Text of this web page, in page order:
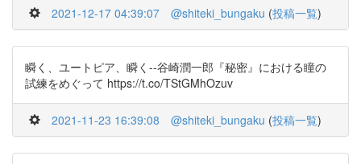
2021-12-17 04:39:07 @shiteki_bungaku (投稿一覧)
瞬く、ユートピア、瞬く--谷崎潤一郎『秘密』における瞳の
試練をめぐって https://t.co/TStGMhOzuv
2021-11-23 16:39:08 @shiteki_bungaku (投稿一覧)